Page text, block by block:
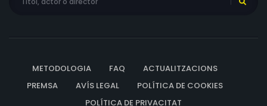
METODOLOGIA FAQ
ACTUALITZACIONS
PREMSA
AVÍS LEGAL
POLÍTICA DE COOKIES
POLÍTICA DE PRIVACITAT